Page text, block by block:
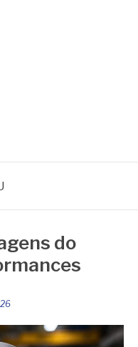
do